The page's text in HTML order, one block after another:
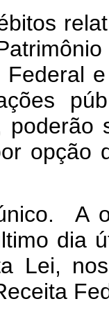
Federal
poderão
opção
A
dia
Lei,